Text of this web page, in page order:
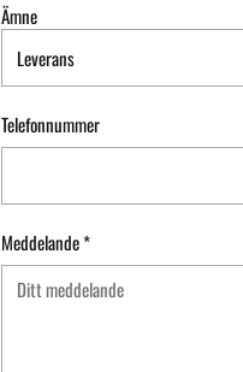
Ämne
Telefonnummer
Meddelande*